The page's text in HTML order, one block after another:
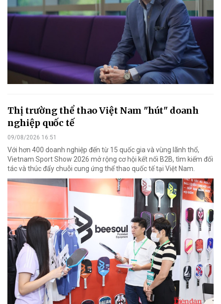
Thị trường thể thao Việt Nam "hút" doanh
nghiệp quốc tế
09/08/2026 16:51
Với hơn 400 doanh nghiệp đến từ 15 quốc gia và vùng lãnh thổ,
Vietnam Sport Show 2026 mở rộng cơ hội kết nối B2B, tìm kiếm đối
tác và thúc đẩy chuỗi cung ứng thể thao quốc tế tại Việt Nam.